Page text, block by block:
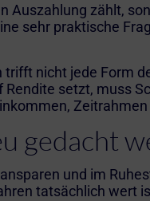
Auszahlung zählt,
sehr praktische
nicht jede Form
setzt, muss
gedacht
und im
tatsächlich wert